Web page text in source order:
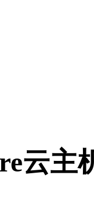
云主